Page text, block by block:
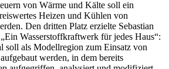
von Wärme und Kälte soll ein
Heizen und Kühlen von
Den dritten Platz erzielte Sebastian
Wasserstoffkraftwerk für jedes Haus“:
soll als Modellregion zum Einsatz von
werden, in dem bereits